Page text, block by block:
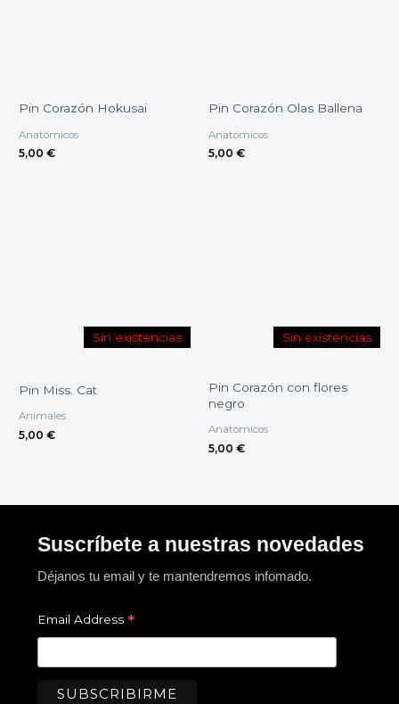
Pin Corazón Hokusai
Anatómicos
5,00 €
Pin Corazón Olas Ballena
Anatómicos
5,00 €
Sin existencias
Pin Miss. Cat
Animales
5,00 €
Sin existencias
Pin Corazón con flores
negro
Anatómicos
5,00 €
Suscríbete a nuestras novedades
Déjanos tu email y te mantendremos infomado.
Email Address *